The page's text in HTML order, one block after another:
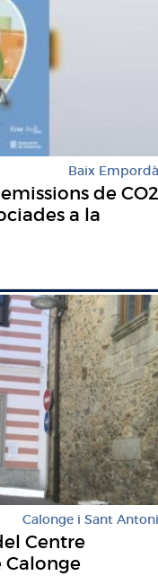
Baix Empordà
de CO2
a la
Calonge i Sant Antoni
Centre